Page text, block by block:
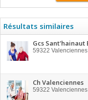
Résultats similaires
Gcs Sant'hainaut
59322 Valenciennes
Ch Valenciennes
59322 Valenciennes